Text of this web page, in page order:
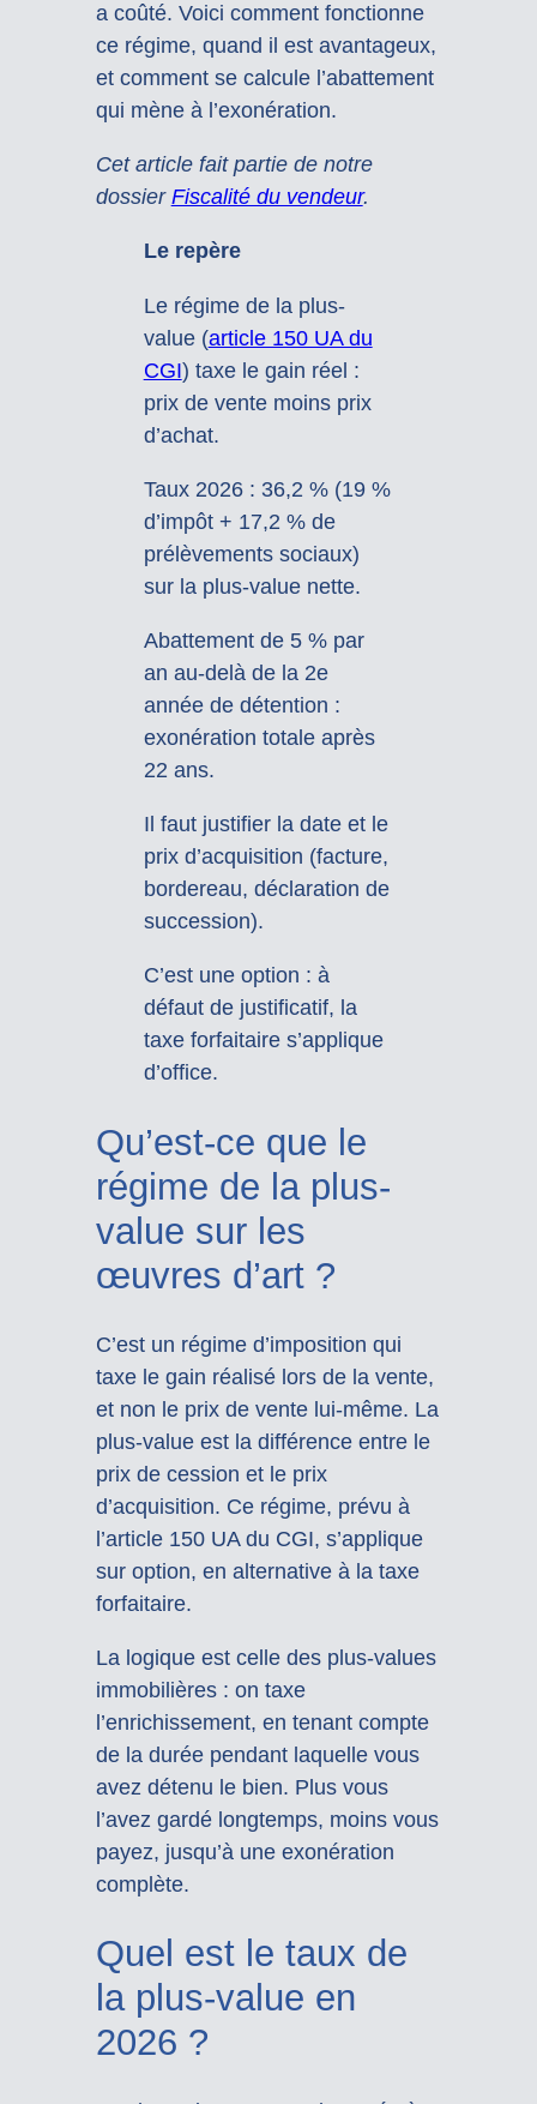
a coûté. Voici comment fonctionne
ce régime, quand il est avantageux,
et comment se calcule l’abattement
qui mène à l’exonération.
Cet article fait partie de notre
dossier Fiscalité du vendeur.
Le repère
Le régime de la plus-
value (article 150 UA du
CGI) taxe le gain réel :
prix de vente moins prix
d’achat.
Taux 2026 : 36,2 % (19 %
d’impôt + 17,2 % de
prélèvements sociaux)
sur la plus-value nette.
Abattement de 5 % par
an au-delà de la 2e
année de détention :
exonération totale après
22 ans.
Il faut justifier la date et le
prix d’acquisition (facture,
bordereau, déclaration de
succession).
C’est une option : à
défaut de justificatif, la
taxe forfaitaire s’applique
d’office.
Qu’est-ce que le
régime de la plus-
value sur les
œuvres d’art ?
C’est un régime d’imposition qui
taxe le gain réalisé lors de la vente,
et non le prix de vente lui-même. La
plus-value est la différence entre le
prix de cession et le prix
d’acquisition. Ce régime, prévu à
l’article 150 UA du CGI, s’applique
sur option, en alternative à la taxe
forfaitaire.
La logique est celle des plus-values
immobilières : on taxe
l’enrichissement, en tenant compte
de la durée pendant laquelle vous
avez détenu le bien. Plus vous
l’avez gardé longtemps, moins vous
payez, jusqu’à une exonération
complète.
Quel est le taux de
la plus-value en
2026 ?